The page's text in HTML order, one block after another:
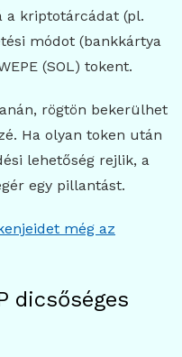
a kriptotárcádat (pl.
módot (bankkártya
(SOL) tokent.
rögtön bekerülhet
Ha olyan token után
lehetőség rejlik, a
egy pillantást.
még az
dicsőséges